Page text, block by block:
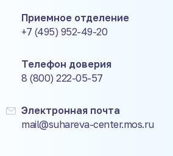
Приемное отделение
+7 (495) 952-49-20
Телефон доверия
8 (800) 222-05-57
Электронная почта
mail@suhareva-center.mos.ru